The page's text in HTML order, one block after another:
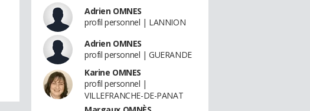
Adrien OMNES
profil personnel | LANNION
Adrien OMNES
profil personnel | GUERANDE
Karine OMNES
profil personnel |
VILLEFRANCHE-DE-PANAT